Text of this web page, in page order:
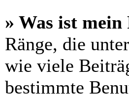
» Was ist
Ränge, die
wie viele
bestimmte